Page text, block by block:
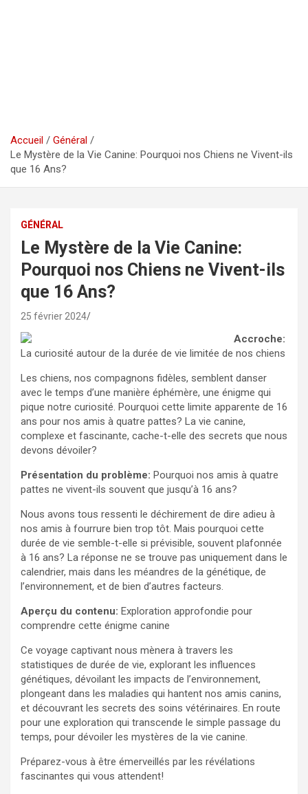
Accueil
Général
Le Mystère de la Vie Canine: Pourquoi nos Chiens ne Vivent-ils
que 16 Ans?
GÉNÉRAL
Le Mystère de la Vie Canine:
Pourquoi nos Chiens ne Vivent-ils
que 16 Ans?
25 février 2024
Accroche:
La curiosité autour de la durée de vie limitée de nos chiens
Les chiens, nos compagnons fidèles, semblent danser
avec le temps d’une manière éphémère, une énigme qui
pique notre curiosité. Pourquoi cette limite apparente de 16
ans pour nos amis à quatre pattes? La vie canine,
complexe et fascinante, cache-t-elle des secrets que nous
devons dévoiler?
Présentation du problème: Pourquoi nos amis à quatre
pattes ne vivent-ils souvent que jusqu’à 16 ans?
Nous avons tous ressenti le déchirement de dire adieu à
nos amis à fourrure bien trop tôt. Mais pourquoi cette
durée de vie semble-t-elle si prévisible, souvent plafonnée
à 16 ans? La réponse ne se trouve pas uniquement dans le
calendrier, mais dans les méandres de la génétique, de
l’environnement, et de bien d’autres facteurs.
Aperçu du contenu: Exploration approfondie pour
comprendre cette énigme canine
Ce voyage captivant nous mènera à travers les
statistiques de durée de vie, explorant les influences
génétiques, dévoilant les impacts de l’environnement,
plongeant dans les maladies qui hantent nos amis canins,
et découvrant les secrets des soins vétérinaires. En route
pour une exploration qui transcende le simple passage du
temps, pour dévoiler les mystères de la vie canine.
Préparez-vous à être émerveillés par les révélations
fascinantes qui vous attendent!